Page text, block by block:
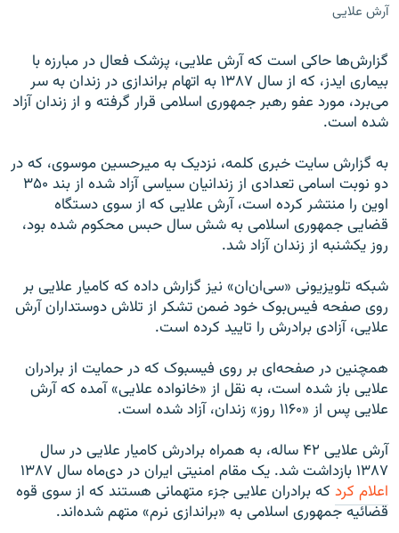
زبان‌های دیگر
آرش علایی
گزارش‌ها حاکی است که آرش علایی، پزشک فعال در مبارزه با
بیماری ایدز، که از سال ۱۳۸۷ به اتهام براندازی در زندان به سر
می‌برد، مورد عفو رهبر جمهوری اسلامی قرار گرفته و از زندان آزاد
شده است.
به گزارش سایت خبری کلمه، نزدیک به میرحسین موسوی، که در
دو نوبت اسامی تعدادی از زندانیان سیاسی آزاد شده از بند ۳۵۰
اوین را منتشر کرده است، آرش علایی که از سوی دستگاه
قضایی جمهوری اسلامی به شش سال حبس محکوم شده بود،
روز یکشنبه از زندان آزاد شد.
شبکه تلویزیونی «سی‌ان‌ان» نیز گزارش داده که کامیار علایی بر
روی صفحه فیس‌بوک خود ضمن تشکر از تلاش دوستداران آرش
علایی، آزادی برادرش را تایید کرده است.
همچنین در صفحه‌ای بر روی فیسبوک که در حمایت از برادران
علایی باز شده است، به نقل از «خانواده علایی» آمده که آرش
علایی پس از «۱۱۶۰ روز» زندان،‌ آزاد شده است.
آرش علایی ۴۲ ساله، به همراه برادرش کامیار علایی در سال
۱۳۸۷ بازداشت شد. یک مقام امنیتی ایران در دی‌ماه سال ۱۳۸۷
اعلام کرد که برادران علایی جزء متهمانی هستند که از سوی قوه
قضائیه جمهوری اسلامی به «براندازی نرم» متهم شده‌اند.